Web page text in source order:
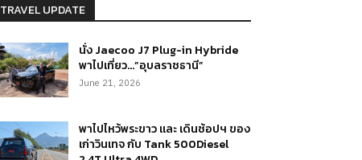
TRAVEL UPDATE
นั่ง Jaecoo J7 Plug-in Hybride
พาไปเที่ยว…”อุบลราชธานี”
June 21, 2026
พาไปไหว้พระขาว และ เดินช้อปฯ ของ
เก่าวินเทจ กับ Tank 500Diesel